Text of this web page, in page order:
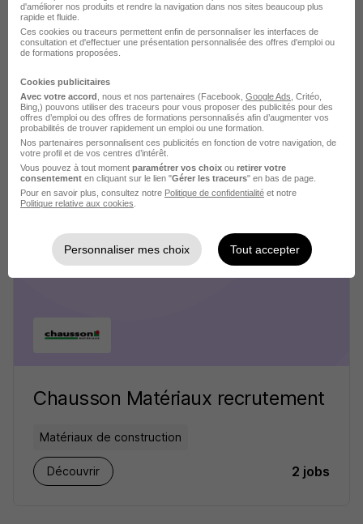
Chausséa recrutement
Distribution / Mode
Découvrir 2 jobs
Chausson Matériaux recrutement
Matériaux de construction
Découvrir 2 jobs
d'améliorer nos produits et rendre la navigation dans nos sites beaucoup plus
rapide et fluide.
Ces cookies ou traceurs permettent enfin de personnaliser les interfaces de
consultation et d'effectuer une présentation personnalisée des offres d'emploi ou
de formations proposées.
Cookies publicitaires
Avec votre accord , nous et nos partenaires (Facebook, Google Ads , Critéo,
Bing,) pouvons utiliser des traceurs pour vous proposer des publicités pour des
offres d’emploi ou des offres de formations personnalisés afin d’augmenter vos
probabilités de trouver rapidement un emploi ou une formation.
Nos partenaires personnalisent ces publicités en fonction de votre navigation, de
votre profil et de vos centres d’intérêt.
Vous pouvez à tout moment paramétrer vos choix ou retirer votre
consentement en cliquant sur le lien "Gérer les traceurs" en bas de page.
Pour en savoir plus, consultez notre Politique de confidentialité et notre
Politique relative aux cookies
Personnaliser mes choix Tout accepter